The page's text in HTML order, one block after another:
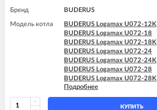
Бренд BUDERUS
Модель котла
BUDERUS Logamax U072-12K
BUDERUS Logamax U072-18
BUDERUS Logamax U072-18K
BUDERUS Logamax U072-24
BUDERUS Logamax U072-24K
BUDERUS Logamax U072-28
BUDERUS Logamax U072-28K
BUDERUS Logamax U072-35
BUDERUS Logamax U072-35K
Подробнее
КУПИТЬ